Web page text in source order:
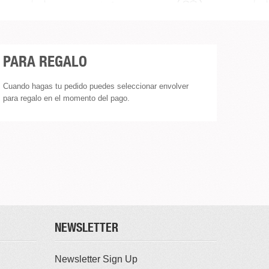
PARA REGALO
Cuando hagas tu pedido puedes seleccionar envolver
para regalo en el momento del pago.
NEWSLETTER
Newsletter Sign Up